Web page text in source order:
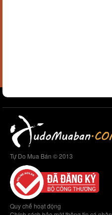
Tự Do Mua Bán © 2013
Quy chế hoạt động